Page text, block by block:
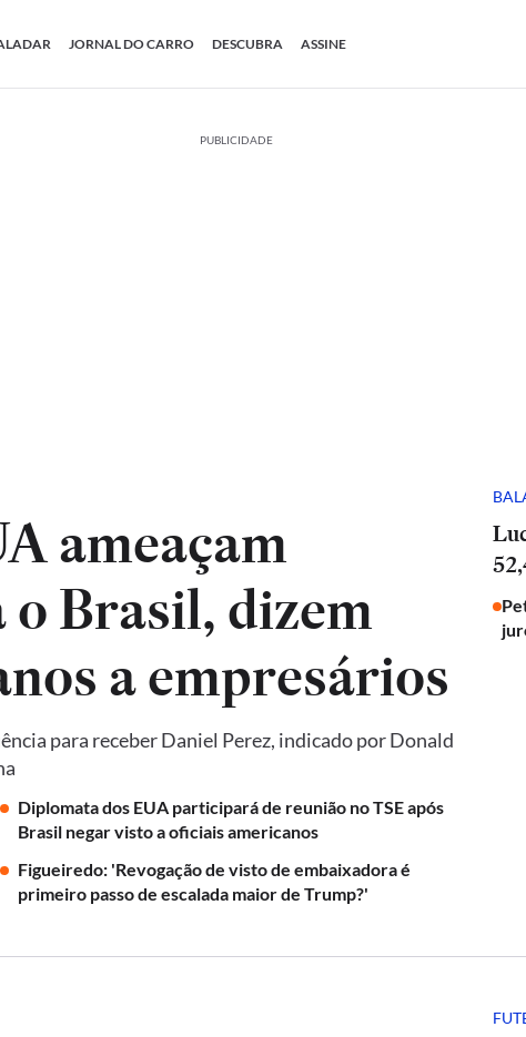
JORNAL DO CARRO DESCUBRA ASSINE
PUBLICIDADE
ameaçam
Brasil, dizem
a empresários
para receber Daniel Perez, indicado por Donald
Diplomata dos EUA participará de reunião no TSE após
Brasil negar visto a oficiais americanos
Figueiredo: 'Revogação de visto de embaixadora é
primeiro passo de escalada maior de Trump?'